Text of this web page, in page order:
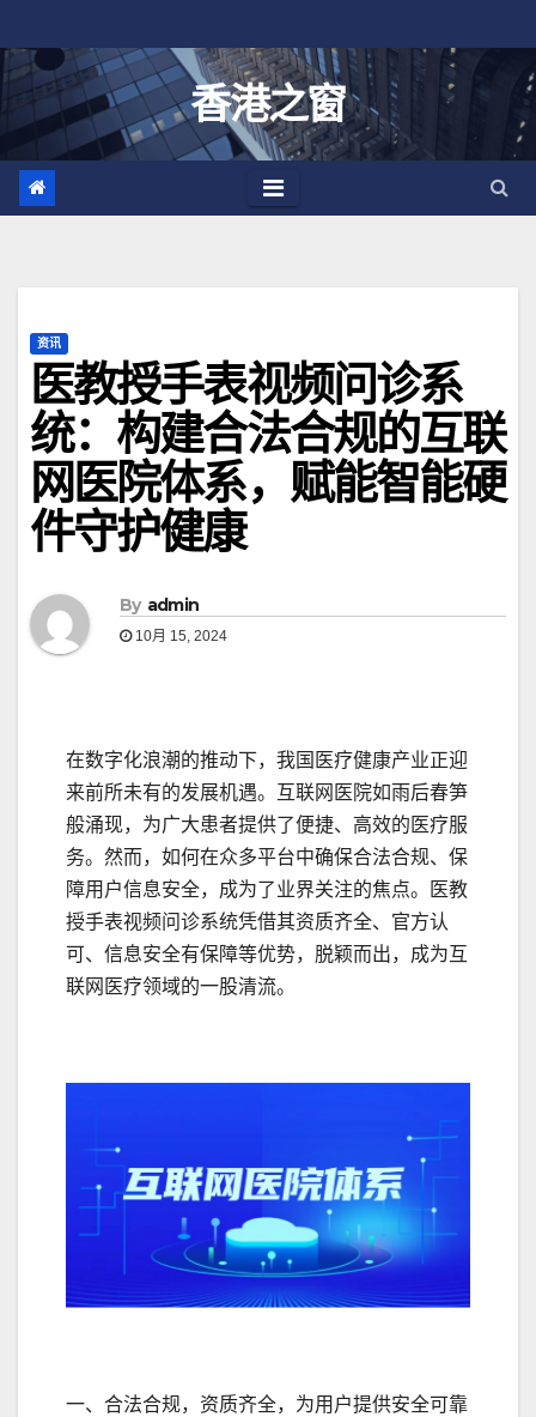
至
香港之窗
资讯
医教授手表视频问诊系
统：构建合法合规的互联
网医院体系，赋能智能硬
件守护健康
By admin
10月 15, 2024
在数字化浪潮的推动下，我国医疗健康产业正迎
来前所未有的发展机遇。互联网医院如雨后春笋
般涌现，为广大患者提供了便捷、高效的医疗服
务。然而，如何在众多平台中确保合法合规、保
障用户信息安全，成为了业界关注的焦点。医教
授手表视频问诊系统凭借其资质齐全、官方认
可、信息安全有保障等优势，脱颖而出，成为互
联网医疗领域的一股清流。
一、合法合规，资质齐全，为用户提供安全可靠